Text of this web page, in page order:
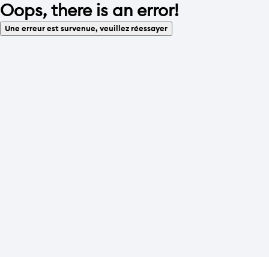
Oops, there is an error!
Une erreur est survenue, veuillez réessayer